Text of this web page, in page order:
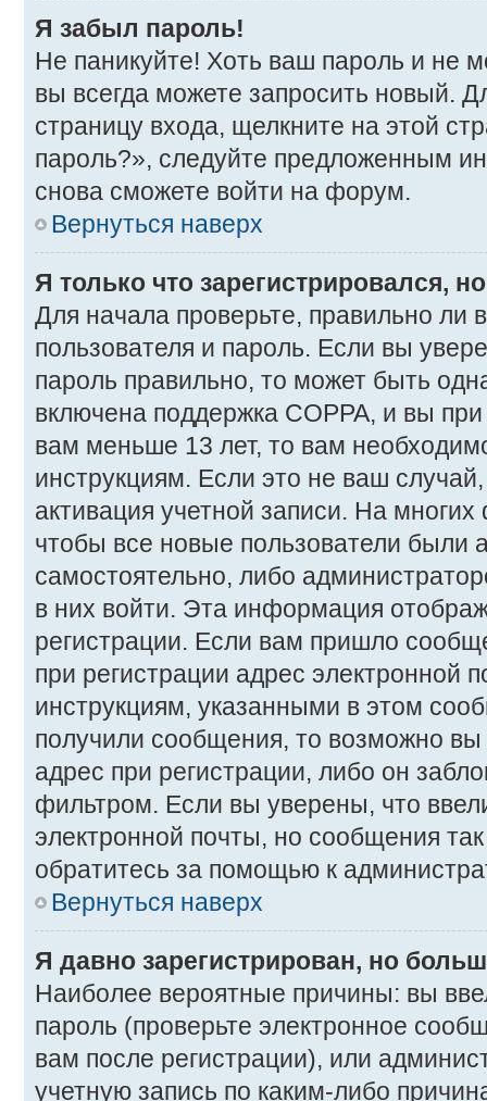
Я забыл пароль!
Не паникуйте! Хоть ваш пароль и не
вы всегда можете запросить новый.
страницу входа, щелкните на этой
пароль?», следуйте предложенным
снова сможете войти на форум.
Вернуться наверх
Я только что зарегистрировался,
Для начала проверьте, правильно ли
пользователя и пароль. Если вы
пароль правильно, то может быть
включена поддержка COPPA, и вы при
вам меньше 13 лет, то вам
инструкциям. Если это не ваш случай,
активация учетной записи. На
чтобы все новые пользователи были
самостоятельно, либо
в них войти. Эта информация
регистрации. Если вам пришло
при регистрации адрес электронной
инструкциям, указанными в этом
получили сообщения, то возможно
адрес при регистрации, либо он
фильтром. Если вы уверены, что
электронной почты, но сообщения
обратитесь за помощью к
Вернуться наверх
Я давно зарегистрирован, но
Наиболее вероятные причины: вы
пароль (проверьте электронное
вам после регистрации), или
учетную запись по каким-либо